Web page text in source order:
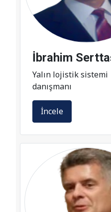
İbrahim
Yalın lojistik sistemi
danışmanı
İncele